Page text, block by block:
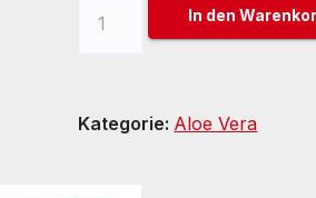
In den
Kategorie: Aloe Vera